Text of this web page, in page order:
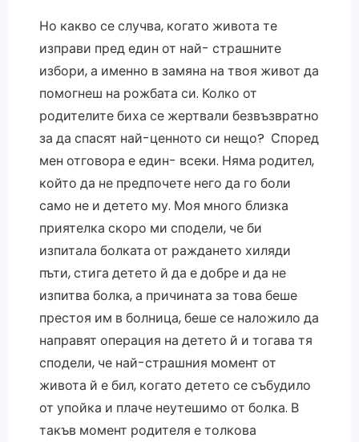
Но какво се случва, когато живота те
изправи пред един от най- страшните
избори, а именно в замяна на твоя живот да
помогнеш на рожбата си. Колко от
родителите биха се жертвали безвъзвратно
за да спасят най-ценното си нещо? Според
мен отговора е един- всеки. Няма родител,
който да не предпочете него да го боли
само не и детето му. Моя много близка
приятелка скоро ми сподели, че би
изпитала болката от раждането хиляди
пъти, стига детето й да е добре и да не
изпитва болка, а причината за това беше
престоя им в болница, беше се наложило да
направят операция на детето й и тогава тя
сподели, че най-страшния момент от
живота й е бил, когато детето се събудило
от упойка и плаче неутешимо от болка. В
такъв момент родителя е толкова